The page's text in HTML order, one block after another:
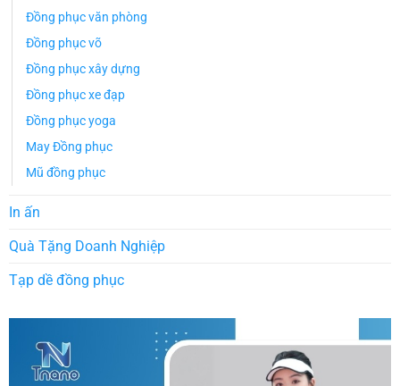
Đồng phục văn phòng
Đồng phục võ
Đồng phục xây dựng
Đồng phục xe đạp
Đồng phục yoga
May Đồng phục
Mũ đồng phục
In ấn
Quà Tặng Doanh Nghiệp
Tạp dề đồng phục